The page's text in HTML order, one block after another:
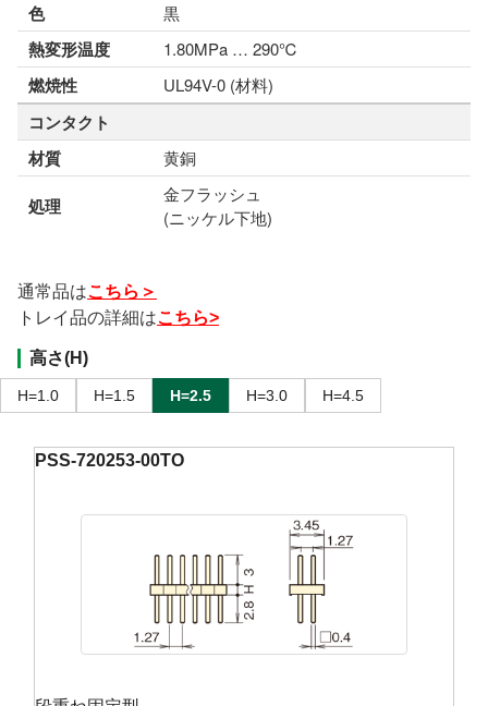
色 黒
熱変形温度 1.80MPa … 290℃
燃焼性 UL94V-0 (材料)
コンタクト
材質
黄銅
処理
金フラッシュ
(ニッケル下地)
通常品はこちら＞
トレイ品の詳細はこちら>
高さ(H)
H=1.0 H=1.5 H=2.5 H=3.0 H=4.5
PSS-720253-00TO